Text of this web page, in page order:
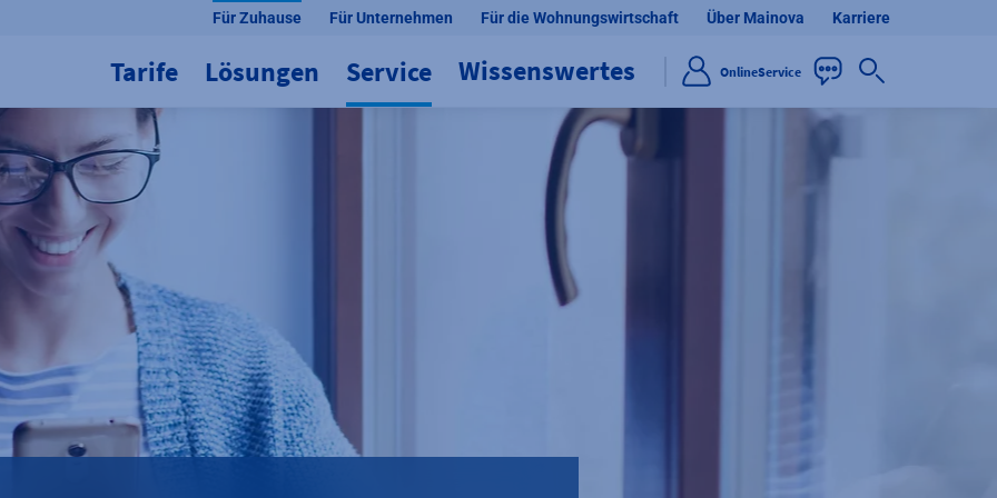
Für Zuhause Für Unternehmen Für die Wohnungswirtschaft Über Mainova Karriere
Tarife Lösungen Service Wissenswertes OnlineService